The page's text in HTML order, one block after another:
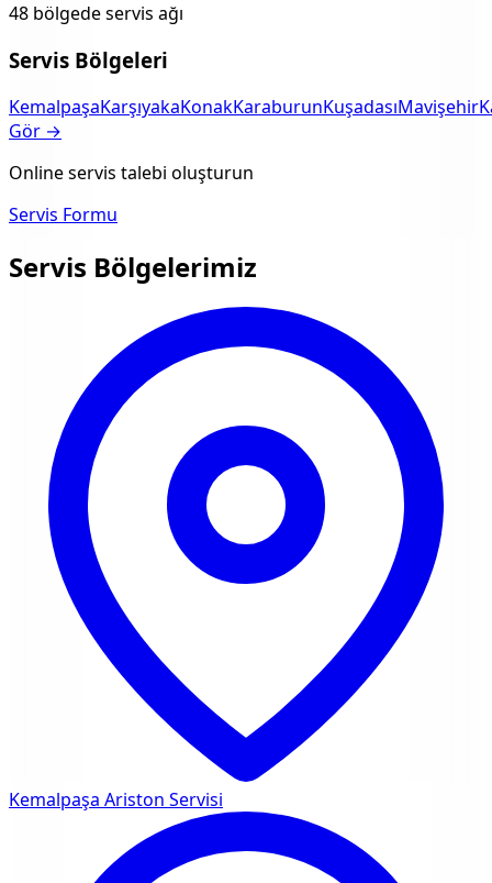
48 bölgede servis ağı
Servis Bölgeleri
KemalpaşaKarşıyakaKonakKaraburunKuşadasıMavişehir
Gör →
Online servis talebi oluşturun
Servis Formu
Servis Bölgelerimiz
Kemalpaşa Ariston Servisi